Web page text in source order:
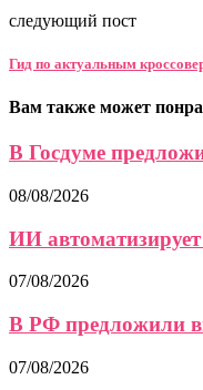
следующий пост
Гид по актуальным
Вам также может
В Госдуме
08/08/2026
ИИ автоматизирует
07/08/2026
В РФ предложили
07/08/2026